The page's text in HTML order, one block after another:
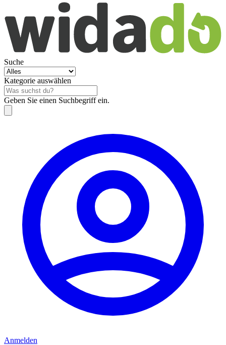
Suche
Kategorie auswählen
Geben Sie einen Suchbegriff ein.
Anmelden